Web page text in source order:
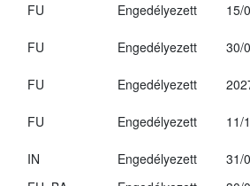
FU Engedélyezett
15/
FU Engedélyezett 30/
FU Engedélyezett
FU Engedélyezett 11/
IN Engedélyezett
31/